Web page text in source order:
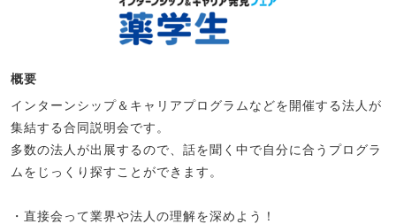
概要
インターンシップ＆キャリアプログラムなどを開催する法人が
集結する合同説明会です。
多数の法人が出展するので、話を聞く中で自分に合うプログラ
ムをじっくり探すことができます。
・直接会って業界や法人の理解を深めよう！